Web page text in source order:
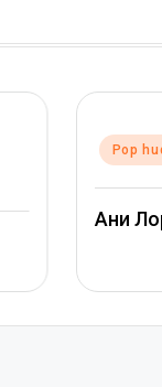
Posted
Pop
Ани